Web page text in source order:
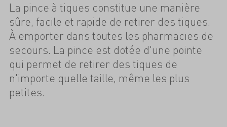
La pince à tiques constitue une manière
sûre, facile et rapide de retirer des tiques.
À emporter dans toutes les pharmacies de
secours. La pince est dotée d'une pointe
qui permet de retirer des tiques de
n'importe quelle taille, même les plus
petites.